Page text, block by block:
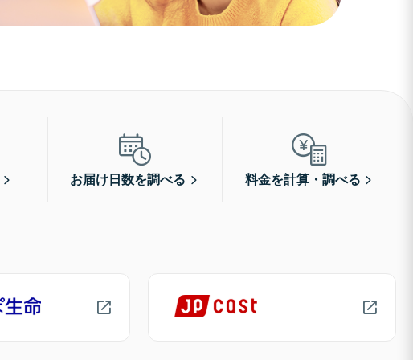
お届け日数を調べる 料金を計算・調べる